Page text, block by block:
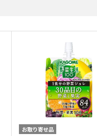
お取り寄せ品